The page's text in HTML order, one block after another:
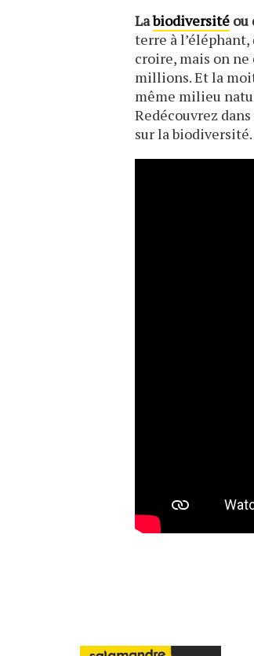
Labiodiversité ou
terre à
croire, mais on ne
millions. Et la
même milieu
Redécouvrez
sur la biodiversité.